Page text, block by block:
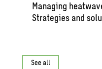
Man­ag­ing
Strate­gies and
See all